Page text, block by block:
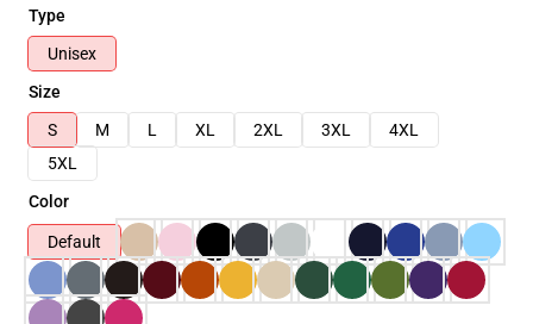
Type
Unisex
Size
S
M L XL 2XL 3XL
4XL
5XL
Color
Default